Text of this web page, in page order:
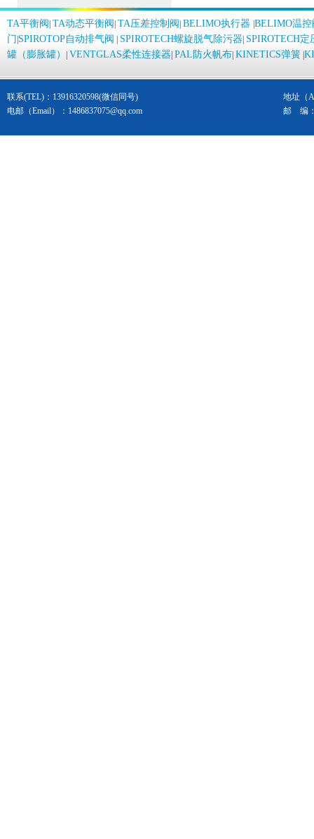
TA平衡阀 TA动态平衡阀 TA压差控制阀 BELIMO执行器 BELIMO温控
门 SPIROTOP自动排气阀 SPIROTECH螺旋脱气除污器 SPIROTECH
罐（膨胀罐）
VENTGLAS柔性连接器 PAL防火帆布 KINETICS弹簧
联系(TEL)：13916320598(微信同号)
电邮（Email）： 1486837075@qq.com
地址（
邮 编